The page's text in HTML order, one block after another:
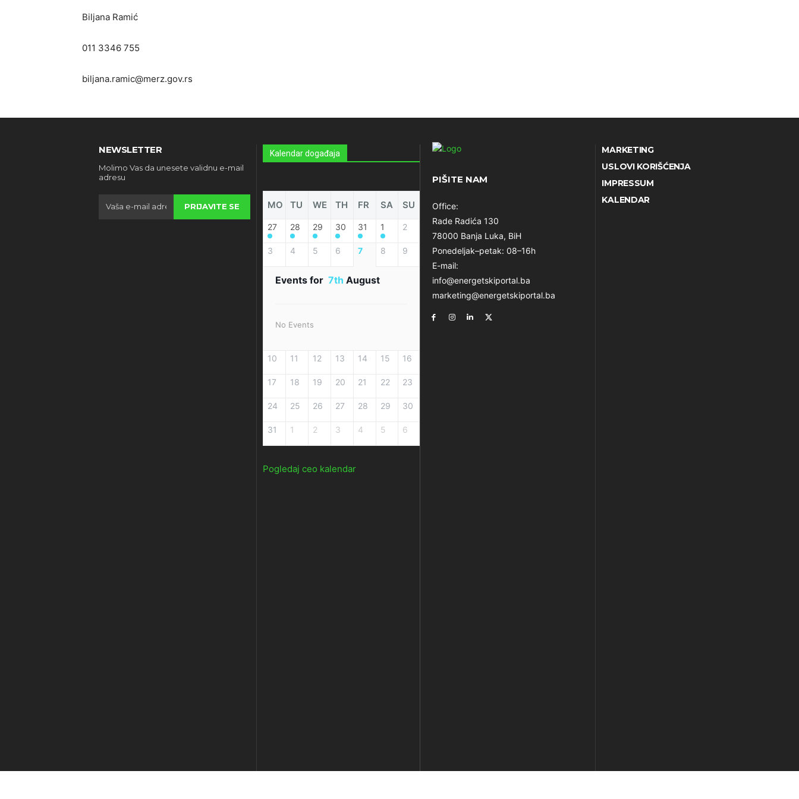
Biljana Ramić
011 3346 755
biljana.ramic@merz.gov.rs
NEWSLETTER
Molimo Vas da unesete validnu e-mail
adresu
PRIJAVITE SE
Kalendar događaja
MO TU WE TH FR SA SU
27 28 29 30 31 1 2
3 4 5 6 7 8 9
Events for 7th August
No Events
10 11 12 13 14 15 16
17 18 19 20 21 22 23
24 25 26 27 28 29 30
31 1 2 3 4 5 6
Pogledaj ceo kalendar
PIŠITE NAM
Office:
Rade Radića 130
78000 Banja Luka, BiH
Ponedeljak–petak: 08–16h
E-mail:
info@energetskiportal.ba
marketing@energetskiportal.ba
MARKETING
USLOVI KORIŠĆENJA
IMPRESSUM
KALENDAR